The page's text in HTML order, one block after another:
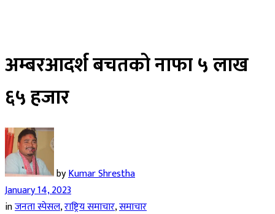
अम्बरआदर्श बचतको नाफा ५ लाख
६५ हजार
byKumar Shrestha
January 14, 2023
inजनता स्पेसल,राष्ट्रिय समाचार,समाचार